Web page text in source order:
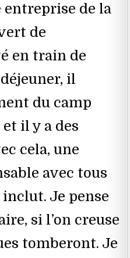
de la
de
en train de
il
du camp
il y a des
cela, une
avec tous
inclut. Je pense
si l’on creuse
tomberont. Je